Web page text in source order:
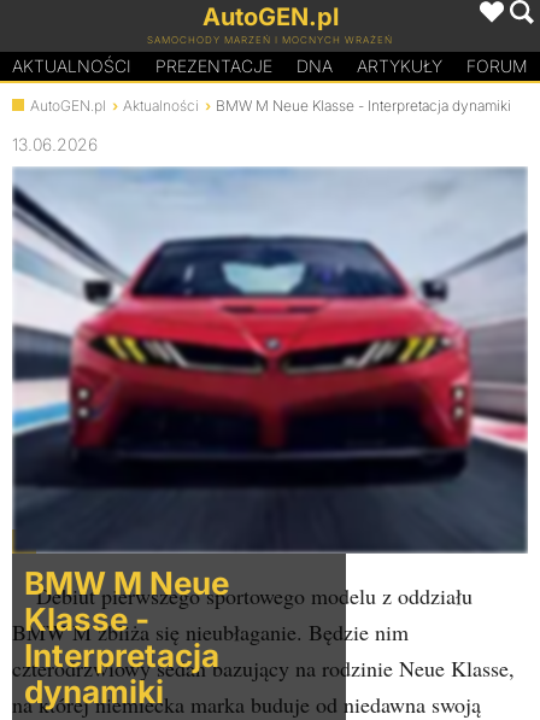
AutoGEN.pl
SAMOCHODY MARZEŃ I MOCNYCH WRAŻEŃ
AKTUALNOŚCI PREZENTACJE DNA ARTYKUŁY FORUM
AutoGEN.pl Aktualności BMW M Neue Klasse - Interpretacja dynamiki
13.06.2026
BMW M Neue
Klasse -
Interpretacja
dynamiki
Debiut pierwszego sportowego modelu z oddziału
BMW M zbliża się nieubłaganie. Będzie nim
czterodrzwiowy sedan bazujący na rodzinie Neue Klasse,
na której niemiecka marka buduje od niedawna swoją